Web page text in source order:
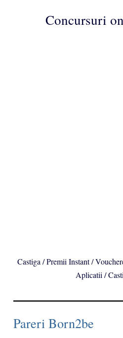
ConcursuriConcursuri
Castiga / Premii Instant /
Aplicatii /
Pareri Born2be